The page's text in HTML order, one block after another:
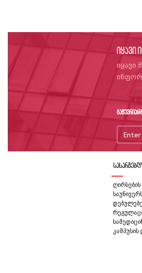
იყავი
იყავი
გაწევრიანდი
კამპუსის